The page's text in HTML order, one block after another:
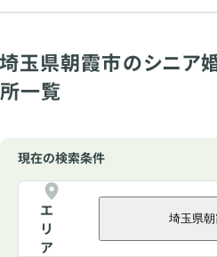
玉県朝霞市のシニア
所一覧
現在の検索条件
エ
リ
ア
埼玉県